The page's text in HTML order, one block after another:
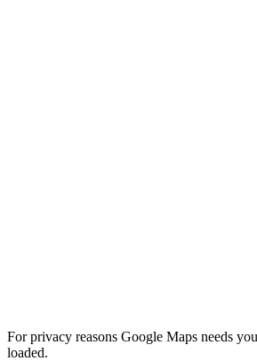
For privacy reasons Google Maps needs
loaded.